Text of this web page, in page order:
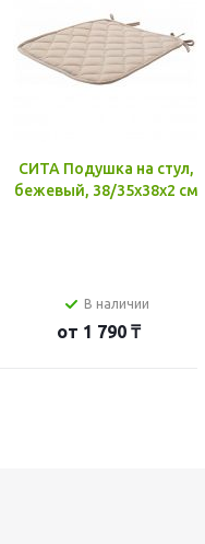
СИТА Подушка на стул,
бежевый, 38/35x38x2 см
В наличии
от 1 790 ₸